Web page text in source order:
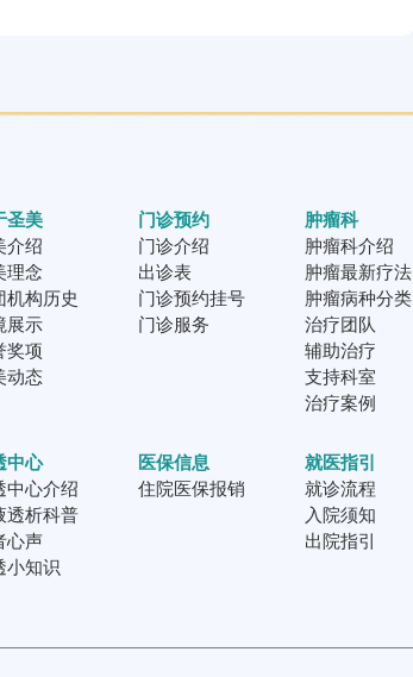
圣美
介绍
理念
机构历史
展示
奖项
动态
门诊预约
门诊介绍
出诊表
门诊预约挂号
门诊服务
肿瘤科
肿瘤科介绍
肿瘤最新疗法
肿瘤病种分类
治疗团队
辅助治疗
支持科室
治疗案例
中心
中心介绍
透析科普
心声
小知识
医保信息
住院医保报销
就医指引
就诊流程
入院须知
出院指引